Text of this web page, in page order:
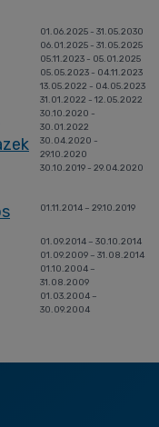
01.06.2025 - 31.05.2030
06.01.2025 - 31.05.2025
05.11.2023 - 05.01.2025
05.05.2023 - 04.11.2023
13.05.2022 - 04.05.2023
31.01.2022 - 12.05.2022
30.10.2020 -
30.01.2022
30.04.2020 -
29.10.2020
30.10.2019 - 29.04.2020
01.11.2014 – 29.10.2019
01.09.2014 – 30.10.2014
01.09.2009 – 31.08.2014
01.10.2004 –
31.08.2009
01.03.2004 –
30.09.2004